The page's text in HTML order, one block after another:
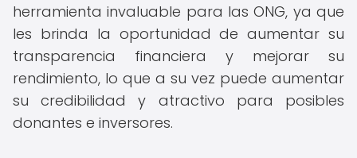
herramienta invaluable para las ONG, ya que
les brinda la oportunidad de aumentar su
transparencia financiera y mejorar su
rendimiento, lo que a su vez puede aumentar
su credibilidad y atractivo para posibles
donantes e inversores.